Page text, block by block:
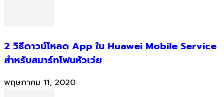
2 วิธีดาวน์โหลด App ใน Huawei Mobile Service
สำหรับสมาร์ทโฟนหัวเว่ย
พฤษภาคม 11, 2020